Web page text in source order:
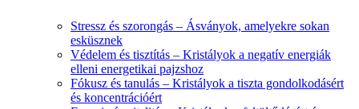
Stressz és szorongás – Ásványok, amelyekre sokan
esküsznek
Védelem és tisztítás – Kristályok a negatív energiák
elleni energetikai pajzshoz
Fókusz és tanulás – Kristályok a tiszta gondolkodásért
és koncentrációért